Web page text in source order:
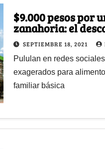
$9.000 pesos por
zanahoria: el
Bogotá
SEPTIEMBRE 18, 2021
Pululan en redes
exagerados para
familiar básica